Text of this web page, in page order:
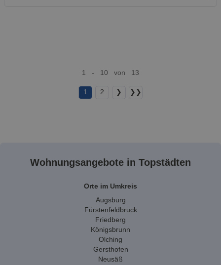
1 - 10 von 13
1 2 ❯ ❯❯
Wohnungsangebote in Topstädten
Orte im Umkreis
Augsburg
Fürstenfeldbruck
Friedberg
Königsbrunn
Olching
Gersthofen
Neusäß